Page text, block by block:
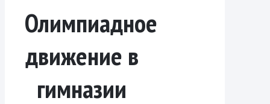
Олимпиадное
движение в
гимназии